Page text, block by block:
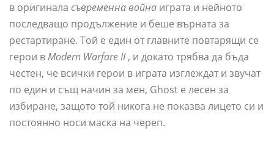
в оригинала съвременна война играта и нейното
последващо продължение и беше върната за
рестартиране. Той е един от главните повтарящи се
герои вModern Warfare II, и докато трябва да бъда
честен, че всички герои в играта изглеждат и звучат
по един и същ начин за мен, Ghost е лесен за
избиране, защото той никога не показва лицето си и
постоянно носи маска на череп.